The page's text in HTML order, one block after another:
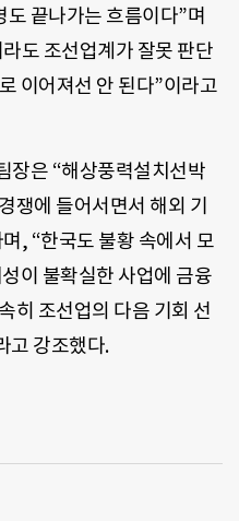
끝나가는 흐름이다”며
도 조선업계가 잘못 판단
이어져선 안 된다”이라고
장은 “해상풍력설치선박
쟁에 들어서면서 해외 기
, “한국도 불황 속에서 모
이 불확실한 사업에 금융
히 조선업의 다음 기회 선
고 강조했다.